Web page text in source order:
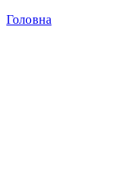
Головна